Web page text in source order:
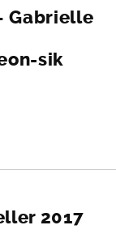
Gabrielle
sik
2017